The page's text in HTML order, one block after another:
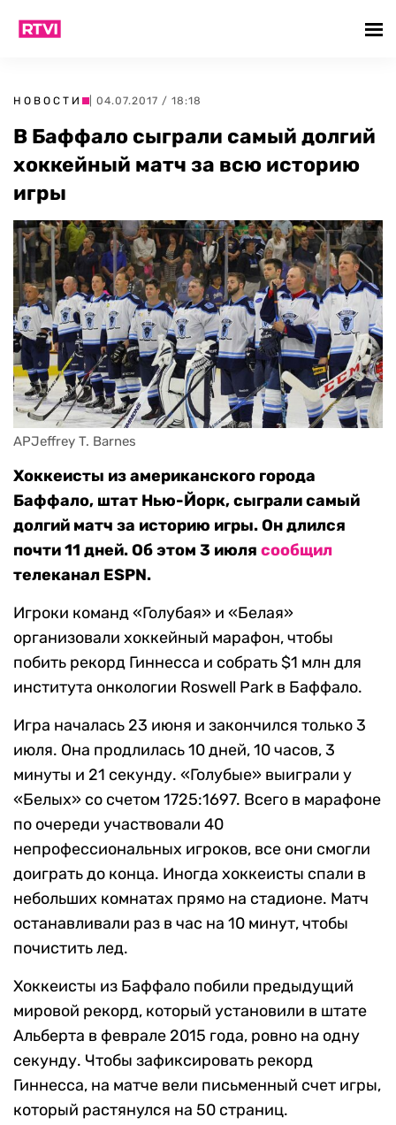
НОВОСТИ | 04.07.2017 / 18:18
В Баффало сыграли самый долгий
хоккейный матч за всю историю
игры
APJeffrey T. Barnes
Хоккеисты из американского города
Баффало, штат Нью-Йорк, сыграли самый
долгий матч за историю игры. Он длился
почти 11 дней. Об этом 3 июля сообщил
телеканал ESPN.
Игроки команд «Голубая» и «Белая»
организовали хоккейный марафон, чтобы
побить рекорд Гиннесса и собрать $1 млн для
института онкологии Roswell Park в Баффало.
Игра началась 23 июня и закончился только 3
июля. Она продлилась 10 дней, 10 часов, 3
минуты и 21 секунду. «Голубые» выиграли у
«Белых» со счетом 1725:1697. Всего в марафоне
по очереди участвовали 40
непрофессиональных игроков, все они смогли
доиграть до конца. Иногда хоккеисты спали в
небольших комнатах прямо на стадионе. Матч
останавливали раз в час на 10 минут, чтобы
почистить лед.
Хоккеисты из Баффало побили предыдущий
мировой рекорд, который установили в штате
Альберта в феврале 2015 года, ровно на одну
секунду. Чтобы зафиксировать рекорд
Гиннесса, на матче вели письменный счет игры,
который растянулся на 50 страниц.